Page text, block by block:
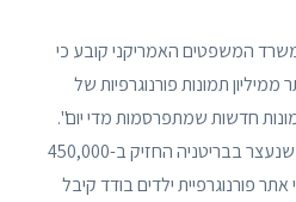
המשפטים האמריקני קובע כי
ממיליון תמונות פורנוגרפיות של
באינטרנט, עם 200 תמונות חדשות שמתפרסמות מדי יום".
הם גם מציינים כי עבריין יחיד שנעצר בבריטניה החזיק ב-450,000
אתר פורנוגרפיית ילדים בודד קיבל